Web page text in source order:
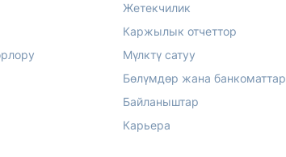
Жетекчилик
Каржылык отчеттор
Мүлктү сатуу
Бөлүмдөр жана банкоматтар
Байланыштар
Карьера